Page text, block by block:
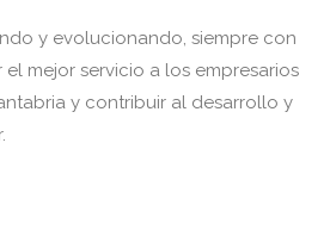
y evolucionando, siempre con
mejor servicio a los empresarios
y contribuir al desarrollo y